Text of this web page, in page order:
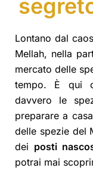
Lontano dal
Mellah, nella
mercato delle
tempo. È qui
davvero le
preparare a
delle spezie del
dei posti
potrai mai